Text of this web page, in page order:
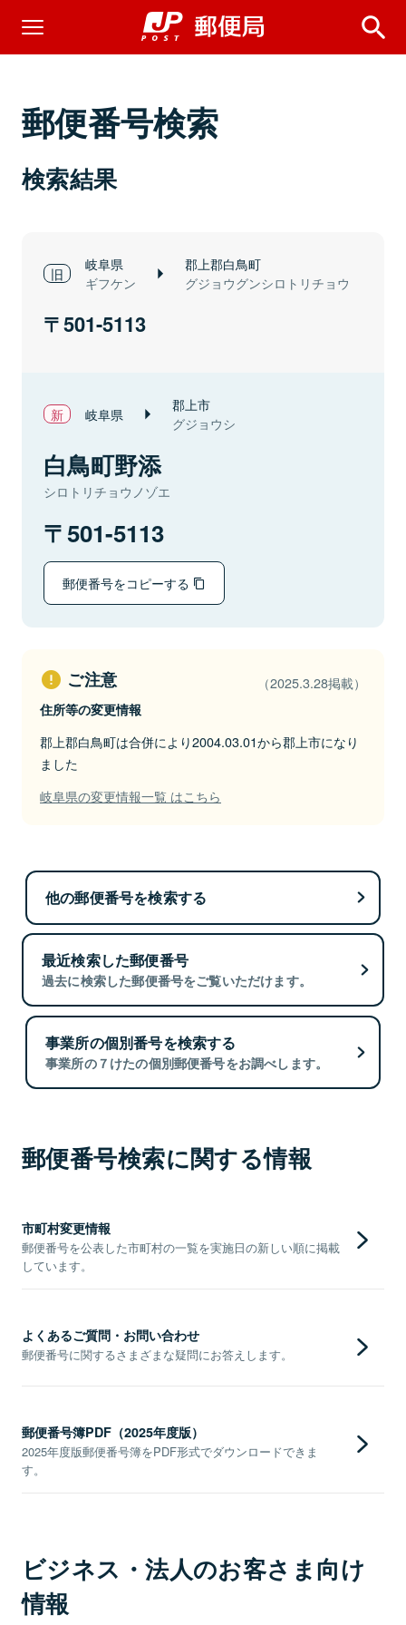
郵便番号検索
検索結果
岐阜県
ギフケン
郡上郡白鳥町
グジョウグンシロトリチョウ
501-5113
岐阜県 郡上市
グジョウシ
白鳥町野添
シロトリチョウノゾエ
501-5113
郵便番号をコピーする
ご注意 （2025.3.28掲載）
住所等の変更情報
郡上郡白鳥町は合併により2004.03.01から郡上市になり
ました
岐阜県の変更情報一覧 はこちら
他の郵便番号を検索する
最近検索した郵便番号
過去に検索した郵便番号をご覧いただけます。
事業所の個別番号を検索する
事業所の７けたの個別郵便番号をお調べします。
郵便番号検索に関する情報
市町村変更情報
郵便番号を公表した市町村の一覧を実施日の新しい順に掲載
しています。
よくあるご質問・お問い合わせ
郵便番号に関するさまざまな疑問にお答えします。
郵便番号簿PDF（2025年度版）
2025年度版郵便番号簿をPDF形式でダウンロードできま
す。
ビジネス・法人のお客さま向け
情報